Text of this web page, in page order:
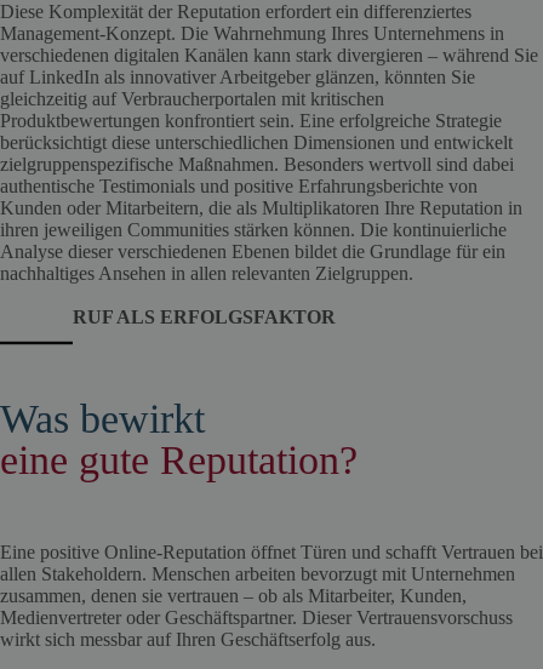
Diese Komplexität der Reputation erfordert ein differenziertes
Management-Konzept. Die Wahrnehmung Ihres Unternehmens in
verschiedenen digitalen Kanälen kann stark divergieren – während Sie
auf LinkedIn als innovativer Arbeitgeber glänzen, könnten Sie
gleichzeitig auf Verbraucherportalen mit kritischen
Produktbewertungen konfrontiert sein. Eine erfolgreiche Strategie
berücksichtigt diese unterschiedlichen Dimensionen und entwickelt
zielgruppenspezifische Maßnahmen. Besonders wertvoll sind dabei
authentische Testimonials und positive Erfahrungsberichte von
Kunden oder Mitarbeitern, die als Multiplikatoren Ihre Reputation in
ihren jeweiligen Communities stärken können. Die kontinuierliche
Analyse dieser verschiedenen Ebenen bildet die Grundlage für ein
nachhaltiges Ansehen in allen relevanten Zielgruppen.
RUF ALS ERFOLGSFAKTOR
Was bewirkt
eine gute Reputation?
Eine positive Online-Reputation öffnet Türen und schafft Vertrauen bei
allen Stakeholdern. Menschen arbeiten bevorzugt mit Unternehmen
zusammen, denen sie vertrauen – ob als Mitarbeiter, Kunden,
Medienvertreter oder Geschäftspartner. Dieser Vertrauensvorschuss
wirkt sich messbar auf Ihren Geschäftserfolg aus.